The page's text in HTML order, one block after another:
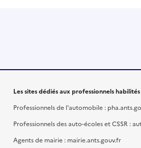
Les sites dédiés aux professionnels habilités
Professionnels de l'automobile :
Professionnels des auto-écoles et CSSR :
Agents de mairie : mairie.ants.gouv.fr